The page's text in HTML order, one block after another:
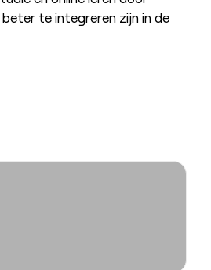
beter te integreren zijn in de